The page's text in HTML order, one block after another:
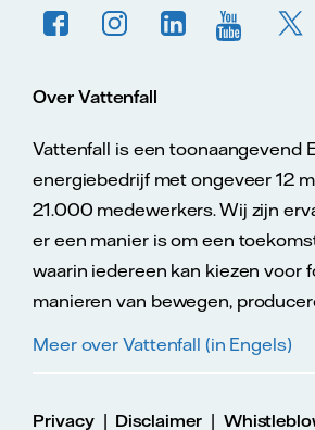
Over Vattenfall
Vattenfall is een toonaangevend
energiebedrijf met ongeveer 12
21.000 medewerkers. Wij zijn
er een manier is om een
waarin iedereen kan kiezen voor
manieren van bewegen,
Meer over Vattenfall (in Engels)
Privacy| Disclaimer|